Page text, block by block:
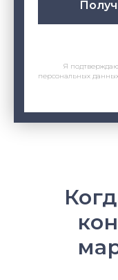
Я
персональных